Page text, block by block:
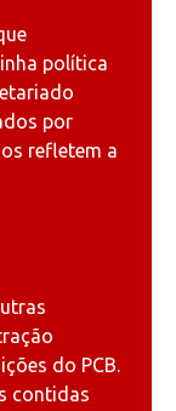
política
por
refletem a
do PCB.
contidas